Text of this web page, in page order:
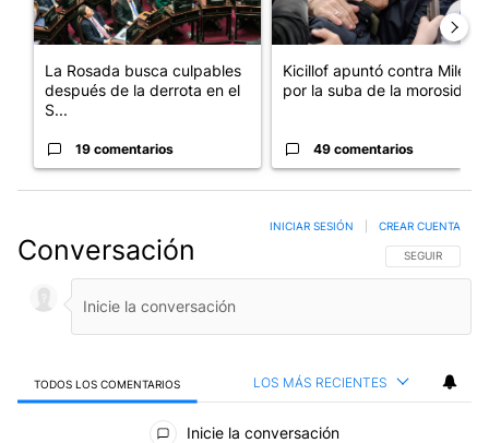
La Rosada busca culpables
después de la derrota en el
S...
19 comentarios
Kicillof apuntó contra Milei
por la suba de la morosida...
49 comentarios
Conversación SIGA ESTA
SEGUIR
INICIAR SESIÓN CREAR CUENTA
TODOS LOS COMENTARIOS LOS MÁS RECIENTES
Todos los comentarios
Inicie la conversación